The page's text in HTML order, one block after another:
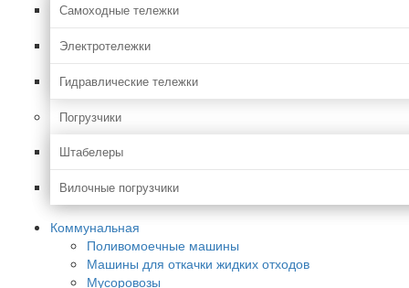
Самоходные тележки
Электротележки
Гидравлические тележки
Погрузчики
Штабелеры
Вилочные погрузчики
Коммунальная
Поливомоечные машины
Машины для откачки жидких отходов
Мусоровозы